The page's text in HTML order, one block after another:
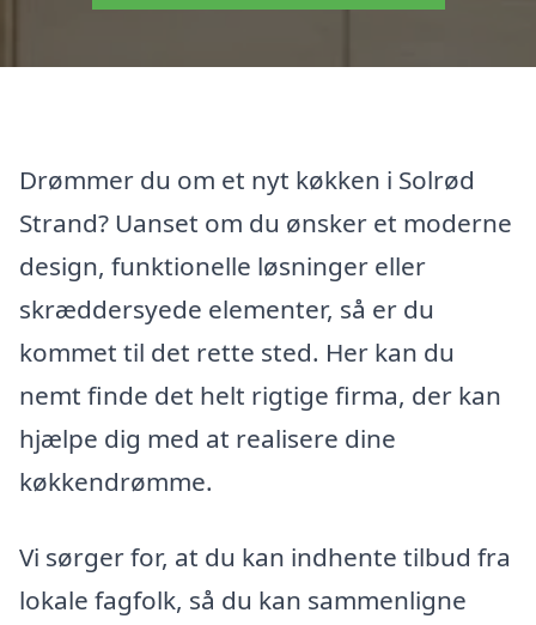
Drømmer du om et nyt køkken i Solrød
Strand? Uanset om du ønsker et moderne
design, funktionelle løsninger eller
skræddersyede elementer, så er du
kommet til det rette sted. Her kan du
nemt finde det helt rigtige firma, der kan
hjælpe dig med at realisere dine
køkkendrømme.
Vi sørger for, at du kan indhente tilbud fra
lokale fagfolk, så du kan sammenligne